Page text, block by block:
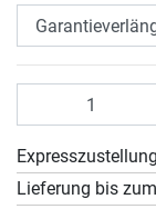
Expresszustellung
Lieferung bis